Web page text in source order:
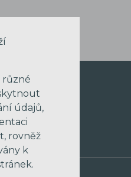
různé
údajů,
rovněž
k